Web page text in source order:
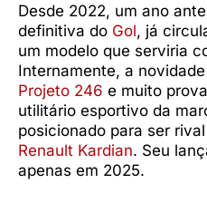
Desde 2022, um ano
definitiva do Gol, já
um modelo que serviria
Internamente, a
Projeto 246 e muito
utilitário esportivo da
posicionado para ser
Renault Kardian. Seu
apenas em 2025.